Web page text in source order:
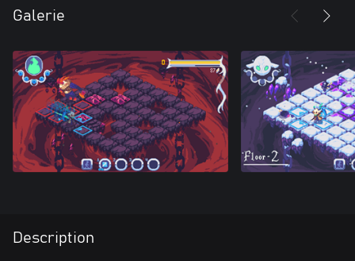
Galerie
Description